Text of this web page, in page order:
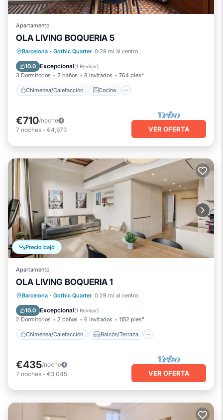
Apartamento
OLA LIVING BOQUERIA 5
Barcelona · Gothic Quarter 0.29 mi al centro
10.0 Excepcional(1 Revisar)
3 Dormitorios 2 baños 8 Invitados 764 pies²
Chimenea/Calefacción Cocina
Chimenea/Calefacción
Cocina
Aire acondicionado
€710/noche
7 noches - €4,973 VER OFERTA
Precio bajó
Apartamento
OLA LIVING BOQUERIA 1
Barcelona · Gothic Quarter 0.29 mi al centro
10.0 Excepcional(1 Revisar)
2 Dormitorios 2 baños 6 Invitados 1152 pies²
Chimenea/Calefacción Balcón/Terraza
Chimenea/Calefacción
Balcón/Terraza
Cocina
Aire acondicionado
€435/noche
7 noches - €3,045 VER OFERTA